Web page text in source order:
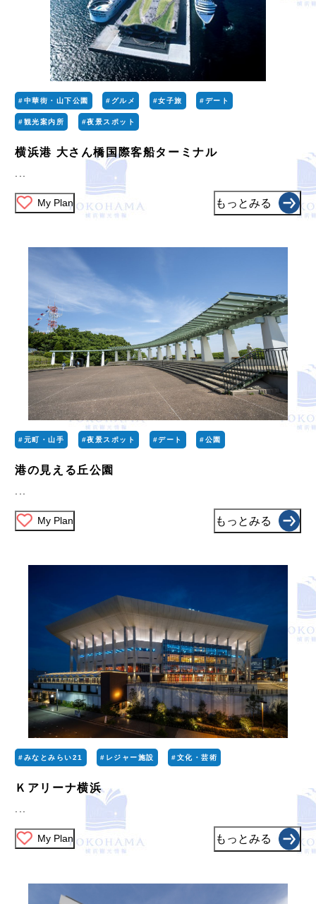
#中華街・山下公園 #グルメ #女子旅 #デート
#観光案内所 #夜景スポット
横浜港 大さん橋国際客船ターミナル
My Plan もっとみる
#元町・山手 #夜景スポット #デート #公園
港の見える丘公園
My Plan もっとみる
#みなとみらい21 #レジャー施設 #文化・芸術
Ｋアリーナ横浜
...
My Plan もっとみる